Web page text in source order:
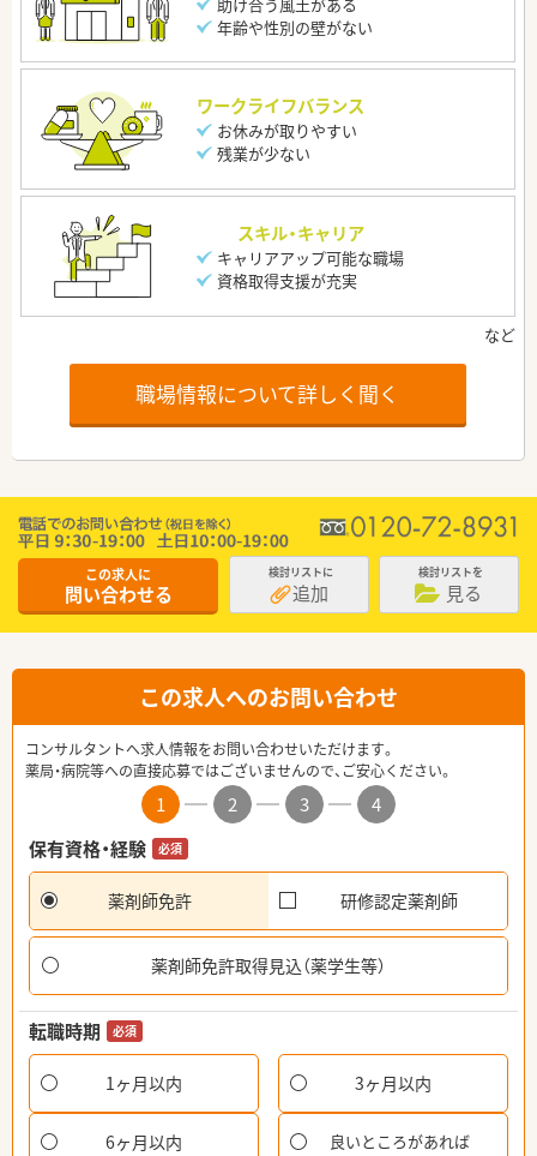
年齢や性別の壁がない
ワークライフバランス
お休みが取りやすい
残業が少ない
スキル・キャリア
キャリアアップ可能な職場
資格取得支援が充実
職場情報について詳しく聞く
この求人に
問い合わせる
検討リストに
追加
検討リストを
見る
この求人へのお問い合わせ
コンサルタントへ求人情報をお問い合わせいただけます。
薬局・病院等への直接応募ではございませんので、ご安心ください。
1 2 3
4
保有資格・経験
必須
薬剤師免許 研修認定薬剤師
薬剤師免許取得見込（薬学生等）
転職時期 必須
1ヶ月以内 3ヶ月以内
6ヶ月以内 良いところがあれば